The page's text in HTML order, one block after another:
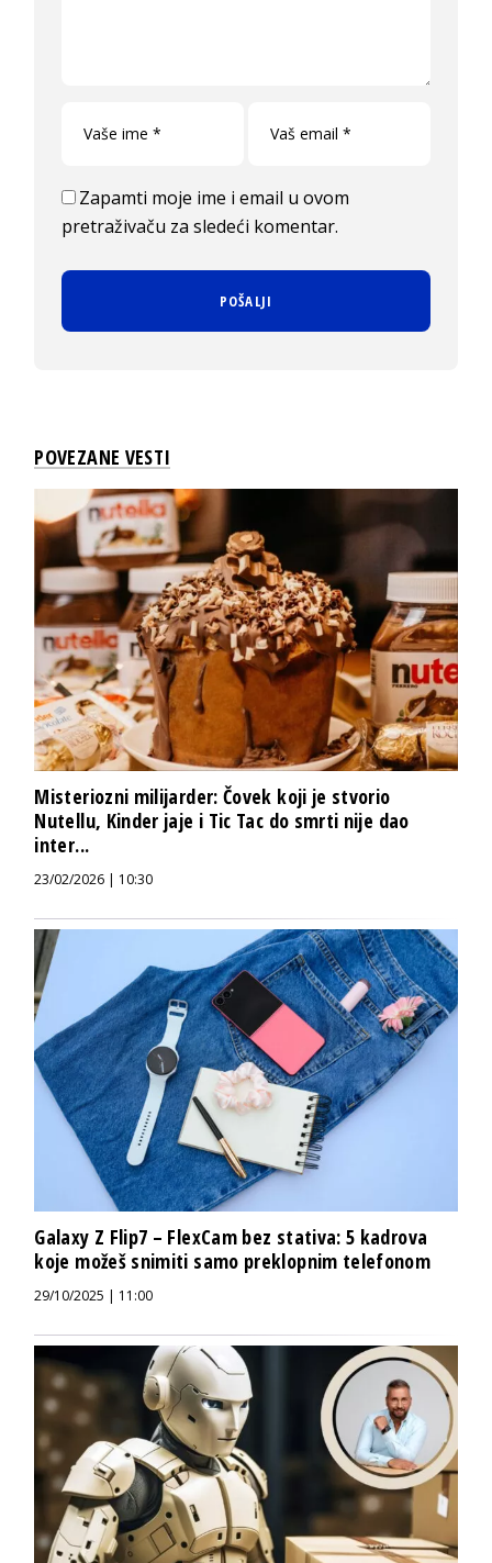
Zapamti moje ime i email u ovom
pretraživaču za sledeći komentar.
POVEZANE VESTI
Misteriozni milijarder: Čovek koji je stvorio
Nutellu, Kinder jaje i Tic Tac do smrti nije dao
inter...
23/02/2026 | 10:30
Galaxy Z Flip7 – FlexCam bez stativa: 5 kadrova
koje možeš snimiti samo preklopnim telefonom
29/10/2025 | 11:00